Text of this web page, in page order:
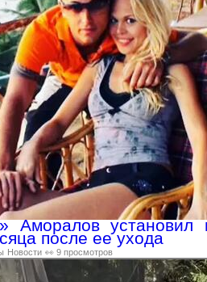
Аморалов установил
после ее ухода
Новости 👀 9 просмотров